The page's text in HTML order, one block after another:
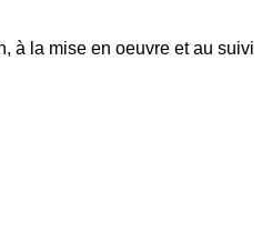
à la mise en oeuvre et au suivi